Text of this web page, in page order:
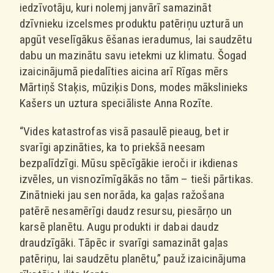
iedzīvotāju, kuri nolemj janvārī samazināt
dzīvnieku izcelsmes produktu patēriņu uzturā un
apgūt veselīgākus ēšanas ieradumus, lai saudzētu
dabu un mazinātu savu ietekmi uz klimatu. Šogad
izaicinājumā piedalīties aicina arī Rīgas mērs
Mārtiņš Staķis, mūziķis Dons, modes mākslinieks
Kašers un uztura speciāliste Anna Rozīte.
“Vides katastrofas visā pasaulē pieaug, bet ir
svarīgi apzināties, ka to priekšā neesam
bezpalīdzīgi. Mūsu spēcīgākie ieroči ir ikdienas
izvēles, un visnozīmīgākās no tām – tieši pārtikas.
Zinātnieki jau sen norāda, ka gaļas ražošana
patērē nesamērīgi daudz resursu, piesārņo un
karsē planētu. Augu produkti ir dabai daudz
draudzīgāki. Tāpēc ir svarīgi samazināt gaļas
patēriņu, lai saudzētu planētu,” pauž izaicinājuma